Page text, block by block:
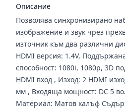
Описание
Позволява синхронизирано
изображение и звук чрез
източник към два различни
HDMI версия: 1.4V,
способност: 1080i, 1080p, 3D
HDMI вход , Изход: 2 HDMI
мм , Входяща мощност: DC 5
Материал: Матов калъф